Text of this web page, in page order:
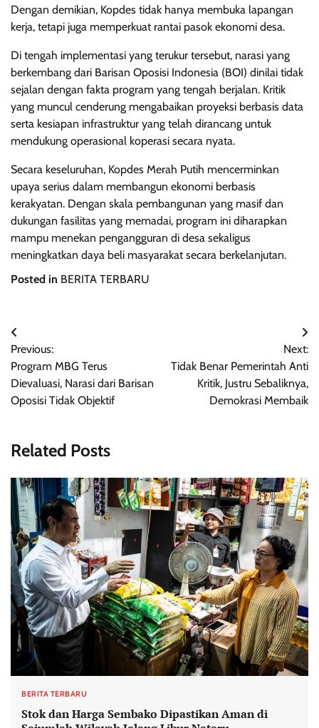
Dengan demikian, Kopdes tidak hanya membuka lapangan
kerja, tetapi juga memperkuat rantai pasok ekonomi desa.
Di tengah implementasi yang terukur tersebut, narasi yang
berkembang dari Barisan Oposisi Indonesia (BOI) dinilai tidak
sejalan dengan fakta program yang tengah berjalan. Kritik
yang muncul cenderung mengabaikan proyeksi berbasis data
serta kesiapan infrastruktur yang telah dirancang untuk
mendukung operasional koperasi secara nyata.
Secara keseluruhan, Kopdes Merah Putih mencerminkan
upaya serius dalam membangun ekonomi berbasis
kerakyatan. Dengan skala pembangunan yang masif dan
dukungan fasilitas yang memadai, program ini diharapkan
mampu menekan pengangguran di desa sekaligus
meningkatkan daya beli masyarakat secara berkelanjutan.
Posted in BERITA TERBARU
Post
navigation
Previous:
Program MBG Terus
Dievaluasi, Narasi dari Barisan
Oposisi Tidak Objektif
Next:
Tidak Benar Pemerintah Anti
Kritik, Justru Sebaliknya,
Demokrasi Membaik
Related Posts
BERITA TERBARU
Stok dan Harga Sembako Dipastikan Aman di